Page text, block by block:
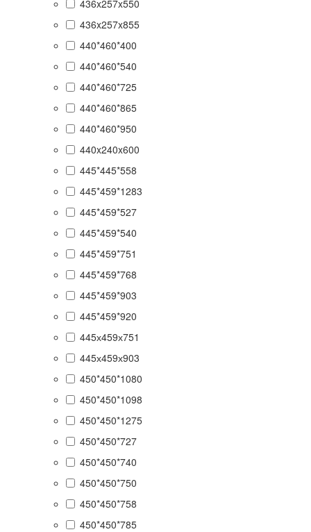
436x257x550
436x257x855
440*460*400
440*460*540
440*460*725
440*460*865
440*460*950
440x240x600
445*445*558
445*459*1283
445*459*527
445*459*540
445*459*751
445*459*768
445*459*903
445*459*920
445х459х751
445х459х903
450*450*1080
450*450*1098
450*450*1275
450*450*727
450*450*740
450*450*750
450*450*758
450*450*785